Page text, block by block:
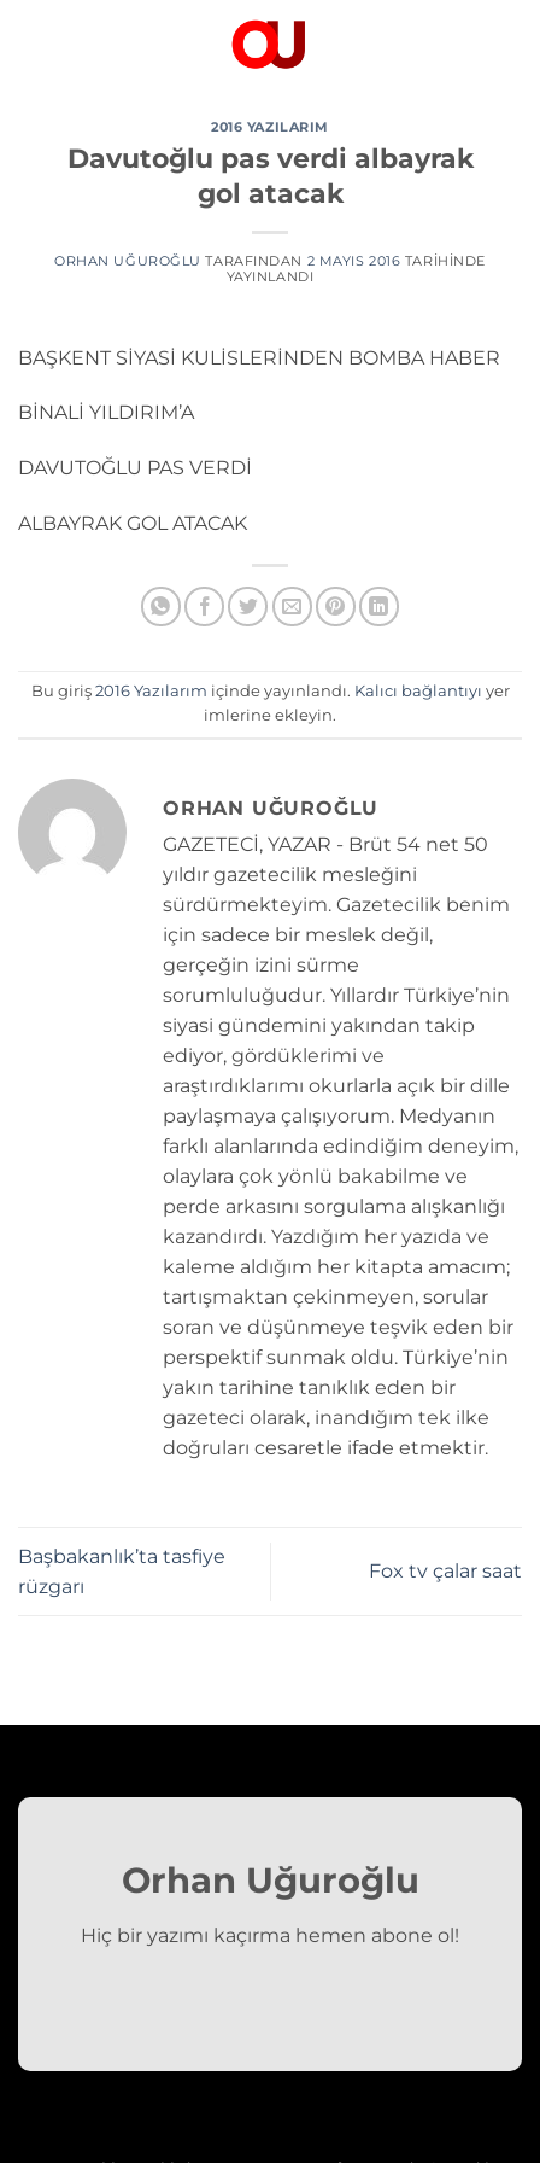
2016 YAZILARIM
Davutoğlu pas verdi albayrak
gol atacak
ORHAN UĞUROĞLU TARAFINDAN 2 MAYIS 2016 TARIHINDE
YAYINLANDI
BAŞKENT SİYASİ KULİSLERİNDEN BOMBA HABER
BİNALİ YILDIRIM’A
DAVUTOĞLU PAS VERDİ
ALBAYRAK GOL ATACAK
Bu giriş 2016 Yazılarım içinde yayınlandı. Kalıcı bağlantıyı yer
imlerine ekleyin.
ORHAN UĞUROĞLU
GAZETECİ, YAZAR - Brüt 54 net 50
yıldır gazetecilik mesleğini
sürdürmekteyim. Gazetecilik benim
için sadece bir meslek değil,
gerçeğin izini sürme
sorumluluğudur. Yıllardır Türkiye’nin
siyasi gündemini yakından takip
ediyor, gördüklerimi ve
araştırdıklarımı okurlarla açık bir dille
paylaşmaya çalışıyorum. Medyanın
farklı alanlarında edindiğim deneyim,
olaylara çok yönlü bakabilme ve
perde arkasını sorgulama alışkanlığı
kazandırdı. Yazdığım her yazıda ve
kaleme aldığım her kitapta amacım;
tartışmaktan çekinmeyen, sorular
soran ve düşünmeye teşvik eden bir
perspektif sunmak oldu. Türkiye’nin
yakın tarihine tanıklık eden bir
gazeteci olarak, inandığım tek ilke
doğruları cesaretle ifade etmektir.
Başbakanlık’ta tasfiye
rüzgarı
Fox tv çalar saat
Orhan Uğuroğlu
Hiç bir yazımı kaçırma hemen abone ol!